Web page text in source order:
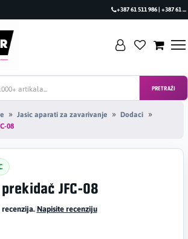
+387 61 511 986 | +387 61 493 470
PRETRAŽI
Jasic aparati za zavarivanje
Dodaci
08
JFC-08
recenzija.|Napisite recenziju